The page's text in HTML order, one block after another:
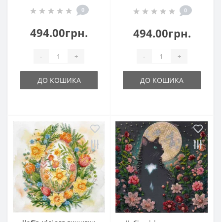
0
494.00грн.
- +
ДО КОШИКА
0
494.00грн.
- +
ДО КОШИКА